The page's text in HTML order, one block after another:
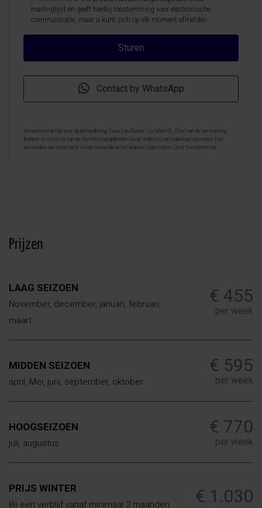
mailinglijst en geeft hierbij toestemming voor electronische
communicatie, maar u kunt zich op elk moment afmelden
Contact by WhatsApp
Verantwoordelijk voor de behandeling: Casa Las Dunas - La Mata SL, Doel van de verwerking:
Beheer en controle van de diensten aangeboden via de website van makelaarsdiensten, Het
verzenden van informatie via de nieuwsbrief en andere, Legitimatie: Door toestemming,
Prijzen
LAAG SEIZOEN
November, december, januari, februari,
maart
€ 455
per week
MIDDEN SEIZOEN
april, Mei, juni, september, oktober
€ 595
per week
HOOGSEIZOEN
juli, augustus
€ 770
per week
PRIJS WINTER
Bij een verblijf vanaf minimaal 2 maanden
€ 1.030